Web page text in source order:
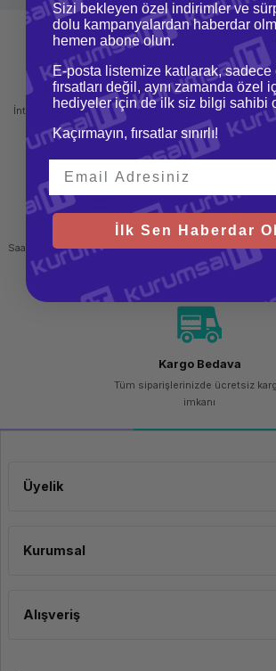
Mağazadan Teslimat
İnternetten sipariş et ve mağazadan
teslim al
Kolay
Hızlı Gönderi
Saat 15.00'a kadar yapılan siparişlerde
aynı gün kargo imkanı
256
Kargo Bedava
Tüm siparişlerinizde ücretsiz
imkanı
Üyelik
Kurumsal
Alışveriş
Sizi bekleyen özel indirimler ve
dolu kampanyalardan haberdar
hemen abone olun.
E-posta listemize katılarak, sadece
fırsatları değil, aynı zamanda özel
hediyeler için de ilk siz bilgi sahibi
Kaçırmayın, fırsatlar sınırlı!
İlk Sen Haberdar